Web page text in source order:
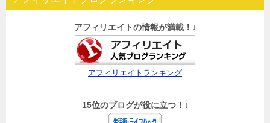
アフィリエイトの情報が満載！↓
アフィリエイトランキング
15位のブログが役に立つ！↓